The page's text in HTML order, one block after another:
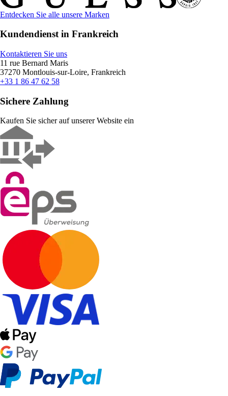
Entdecken Sie alle unsere Marken
Kundendienst in Frankreich
Kontaktieren Sie uns
11 rue Bernard Maris
37270 Montlouis-sur-Loire, Frankreich
+33 1 86 47 62 58
Sichere Zahlung
Kaufen Sie sicher auf unserer Website ein